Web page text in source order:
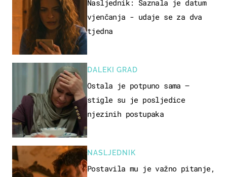
Nasljednik: Saznala je datum
vjenčanja - udaje se za dva
tjedna
DALEKI GRAD
Ostala je potpuno sama –
stigle su je posljedice
njezinih postupaka
NASLJEDNIK
Postavila mu je važno pitanje,